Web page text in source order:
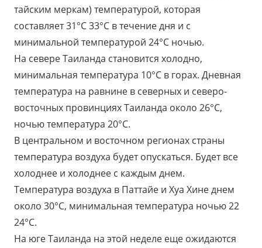
тайским меркам) температурой, которая
составляет 31°C 33°C в течение дня и с
минимальной температурой 24°C ночью.
На севере Таиланда становится холодно,
минимальная температура 10°С в горах. Дневная
температура на равнине в северных и северо-
восточных провинциях Таиланда около 26°C,
ночью температура 20°C.
В центральном и восточном регионах страны
температура воздуха будет опускаться. Будет все
холоднее и холоднее с каждым днем.
Температура воздуха в Паттайе и Хуа Хине днем
около 30°C, минимальная температура ночью 22
24°C.
На юге Таиланда на этой неделе еще ожидаются